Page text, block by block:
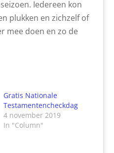
Iedereen kon
plukken en zichzelf of
mee doen en zo de
Gratis Nationale
Testamentencheckdag
4 november 2019
In "Column"